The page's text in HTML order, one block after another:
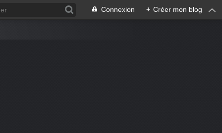
Connexion + Créer mon blog